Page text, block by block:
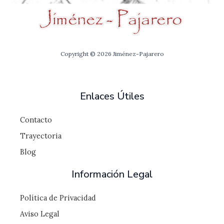
Copyright © 2026 Jiménez-Pajarero
Enlaces Útiles
Contacto
Trayectoria
Blog
Información Legal
Política de Privacidad
Aviso Legal